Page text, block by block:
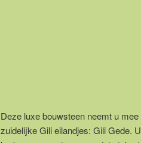
Deze luxe bouwsteen neemt u
zuidelijke Gili eilandjes: Gili Gede.